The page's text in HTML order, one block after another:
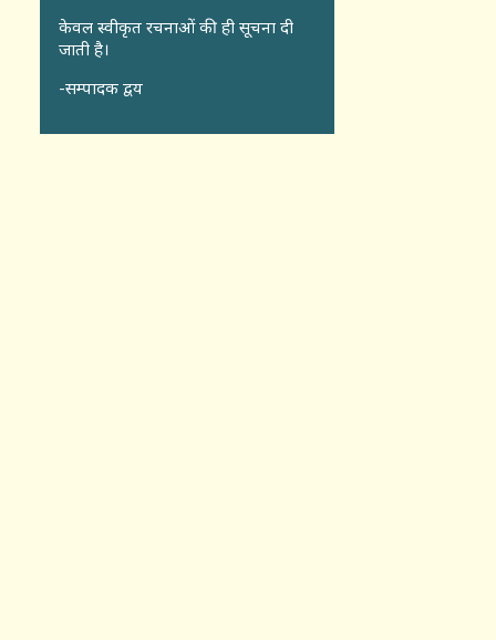
केवल स्वीकृत रचनाओं की ही सूचना दी
जाती है।
-सम्पादक द्वय